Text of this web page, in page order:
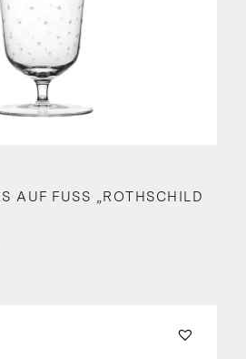
AUF FUSS „ROTHSCHILD S